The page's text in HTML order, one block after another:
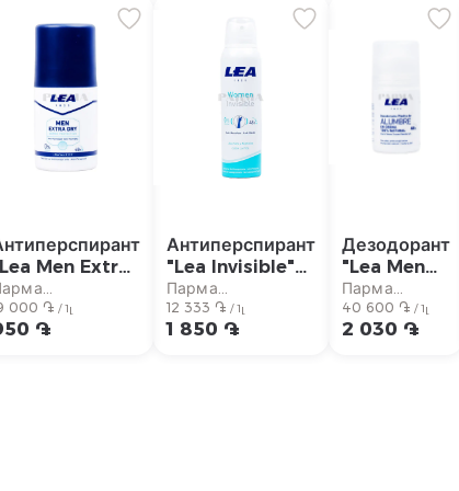
Men Extra
алоэ вера
000 ֏ / 1լ
֏
Антиперспирант
"Lea Invisible"
алоэ вера
150мл
Парма
супермаркет
12 333 ֏ / 1լ
1 850 ֏
Дезодорант
"Lea Men
Alumbre"
50мл
Парма
супермаркет
40 600 ֏ / 1լ
2 030 ֏